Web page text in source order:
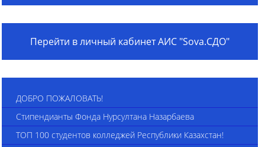
Перейти в личный кабинет АИС "Sova.СДО"
ДОБРО ПОЖАЛОВАТЬ!
Стипендианты Фонда Нурсултана Назарбаева
ТОП 100 студентов колледжей Республики Казахстан!